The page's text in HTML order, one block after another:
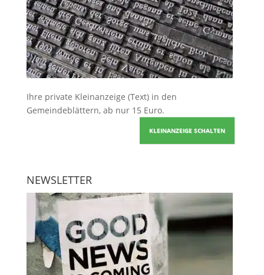
Ihre private Kleinanzeige (Text) in den
Gemeindeblättern, ab nur 15 Euro.
KLEINANZEIGE SCHALTEN
NEWSLETTER